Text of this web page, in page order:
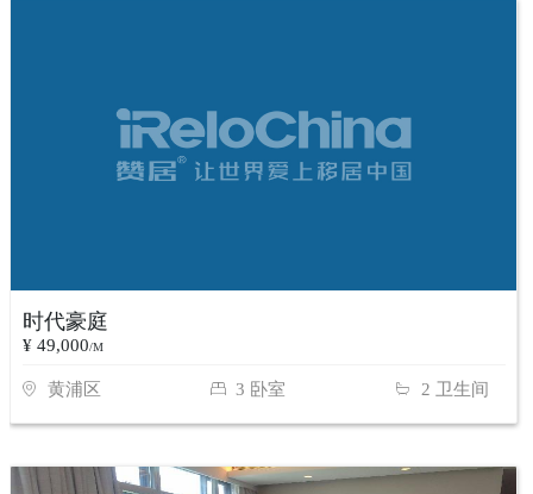
时代豪庭
¥ 49,000/M
黄浦区 3 卧室 2 卫生间